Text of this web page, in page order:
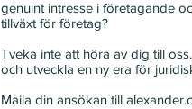
genuint intresse i företagande
tillväxt för företag?
Tveka inte att höra av dig till
och utveckla en ny era för
Maila din ansökan till